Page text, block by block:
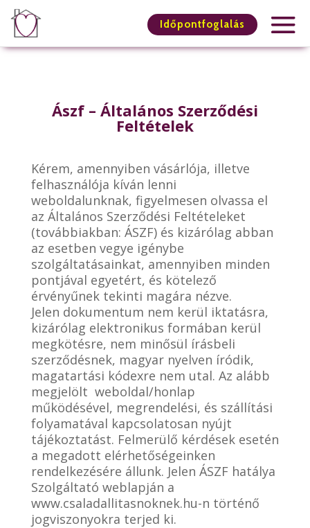
Időpontfoglalás
Ászf – Általános Szerződési
Feltételek
Kérem, amennyiben vásárlója, illetve
felhasználója kíván lenni
weboldalunknak, figyelmesen olvassa el
az Általános Szerződési Feltételeket
(továbbiakban: ÁSZF) és kizárólag abban
az esetben vegye igénybe
szolgáltatásainkat, amennyiben minden
pontjával egyetért, és kötelező
érvényűnek tekinti magára nézve.
Jelen dokumentum nem kerül iktatásra,
kizárólag elektronikus formában kerül
megkötésre, nem minősül írásbeli
szerződésnek, magyar nyelven íródik,
magatartási kódexre nem utal. Az alább
megjelölt weboldal/honlap
működésével, megrendelési, és szállítási
folyamatával kapcsolatosan nyújt
tájékoztatást. Felmerülő kérdések esetén
a megadott elérhetőségeinken
rendelkezésére állunk. Jelen ÁSZF hatálya
Szolgáltató weblapján a
www.csaladallitasnoknek.hu-n történő
jogviszonyokra terjed ki.